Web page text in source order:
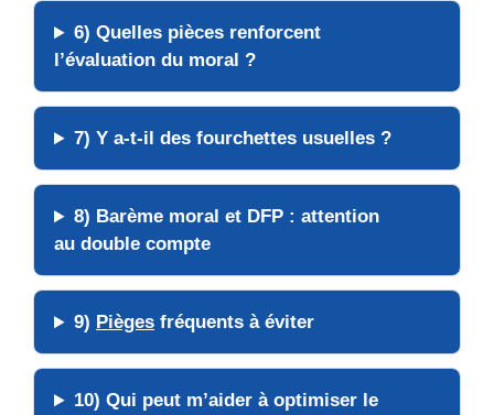
6) Quelles pièces renforcent
l’évaluation du moral ?
7) Y a-t-il desfourchettes usuelles ?
8) Barème moral et DFP : attention
au double compte
9) Pièges fréquents à éviter
10) Qui peut m’aider à optimiser le